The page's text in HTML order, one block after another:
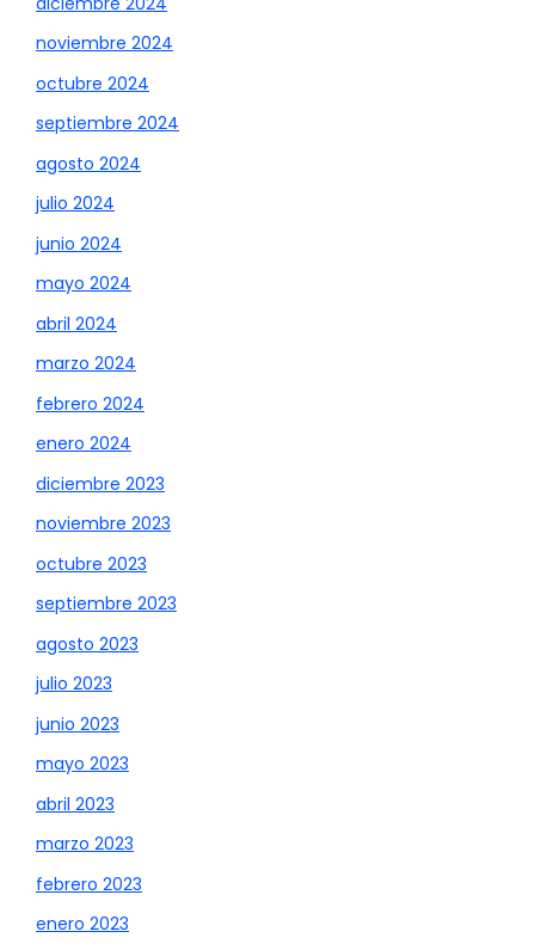
noviembre 2024
octubre 2024
septiembre 2024
agosto 2024
julio 2024
junio 2024
mayo 2024
abril 2024
marzo 2024
febrero 2024
enero 2024
diciembre 2023
noviembre 2023
octubre 2023
septiembre 2023
agosto 2023
julio 2023
junio 2023
mayo 2023
abril 2023
marzo 2023
febrero 2023
enero 2023